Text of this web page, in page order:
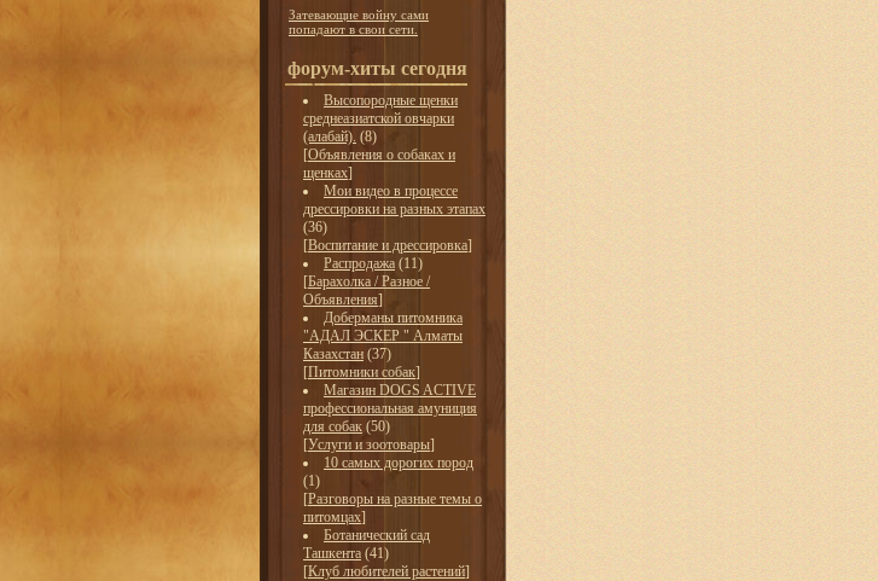
Затевающие войну сами
попадают в свои сети.
форум-хиты сегодня
Высопородные щенки
среднеазиатской овчарки
(алабай). (8)
[Объявления о собаках и
щенках]
Мои видео в процессе
дрессировки на разных этапах
(36)
[Воспитание и дрессировка]
Распродажа (11)
[Барахолка / Разное /
Объявления]
Доберманы питомника
"АДАЛ ЭСКЕР " Алматы
Казахстан (37)
[Питомники собак]
Магазин DOGS ACTIVE
профессиональная амуниция
для собак (50)
[Услуги и зоотовары]
10 самых дорогих пород
(1)
[Разговоры на разные темы о
питомцах]
Ботанический сад
Ташкента (41)
[Клуб любителей растений]